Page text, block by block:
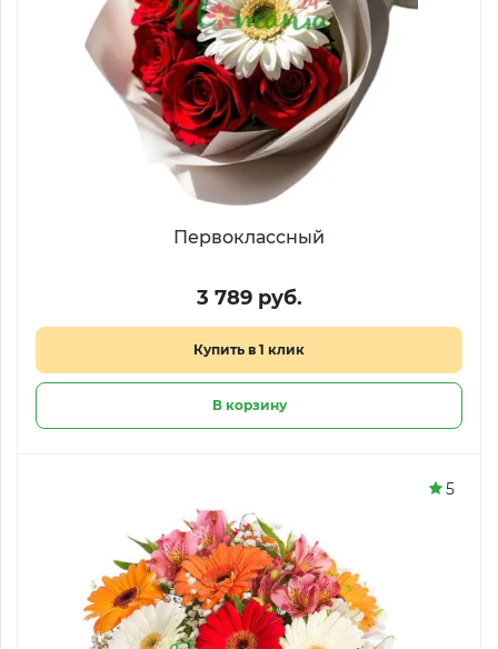
Первоклассный
3 789 руб.
Купить в 1 клик
В корзину
5